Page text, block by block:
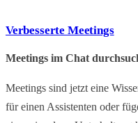
Verbesserte Meetings
Meetings im Chat
Meetings sind jetzt eine
für einen Assistenten oder